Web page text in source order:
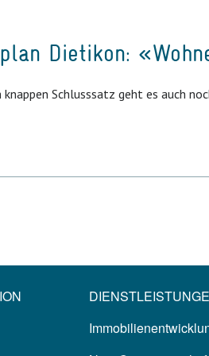
Dietikon:
knappen Schlusssatz geht es auch